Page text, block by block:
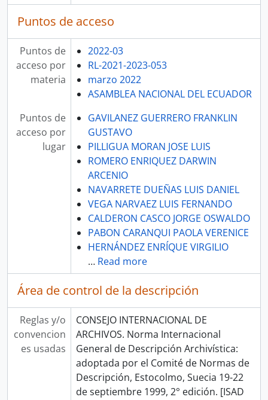
Puntos de acceso
Puntos de
acceso por
materia
2022-03
RL-2021-2023-053
marzo 2022
ASAMBLEA NACIONAL DEL ECUADOR
Puntos de
acceso por
lugar
GAVILANEZ GUERRERO FRANKLIN
GUSTAVO
PILLIGUA MORAN JOSE LUIS
ROMERO ENRIQUEZ DARWIN
ARCENIO
NAVARRETE DUEÑAS LUIS DANIEL
VEGA NARVAEZ LUIS FERNANDO
CALDERON CASCO JORGE OSWALDO
PABON CARANQUI PAOLA VERENICE
HERNÁNDEZ ENRÍQUE VIRGILIO
… Read more
Área de control de la descripción
Reglas y/o
convencion
es usadas
CONSEJO INTERNACIONAL DE
ARCHIVOS. Norma Internacional
General de Descripción Archivística:
adoptada por el Comité de Normas de
Descripción, Estocolmo, Suecia 19-22
de septiembre 1999, 2° edición. [ISAD